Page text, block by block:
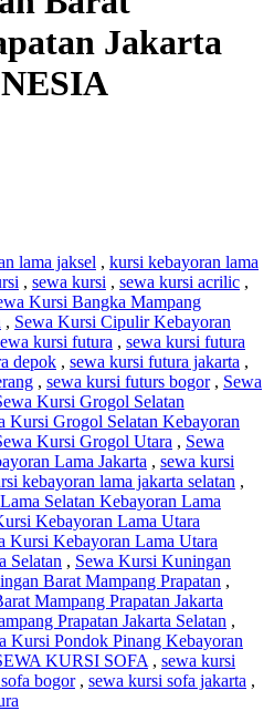
Jakarta
lama jaksel , kursi kebayoran lama
, sewa kursi , sewa kursi acrilic ,
Kursi Bangka Mampang
, Sewa Kursi Cipulir Kebayoran
kursi futura , sewa kursi futura
depok , sewa kursi futura jakarta ,
, sewa kursi futurs bogor, Sewa
Kursi Grogol Selatan
Kursi Grogol Selatan Kebayoran
Kursi Grogol Utara , Sewa
Lama Jakarta , sewa kursi
kebayoran lama jakarta selatan ,
Selatan Kebayoran Lama
Kebayoran Lama Utara
Kursi Kebayoran Lama Utara
Selatan , Sewa Kursi Kuningan
Barat Mampang Prapatan ,
Mampang Prapatan Jakarta
Prapatan Jakarta Selatan ,
Kursi Pondok Pinang Kebayoran
KURSI SOFA , sewa kursi
bogor, sewa kursi sofa jakarta ,